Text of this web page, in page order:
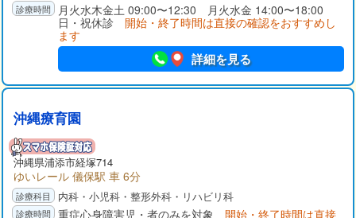
月火水木金土 09:00〜12:30 月火水金 14:00〜18:00
日・祝休診 開始・終了時間は直接の確認をおすすめし
ます
詳細を見る
沖縄療育園
沖縄県浦添市経塚714
ゆいレール 儀保駅 車 6分
内科・小児科・整形外科・リハビリ科
重症心身障害児・者のみを対象 開始・終了時間は直接